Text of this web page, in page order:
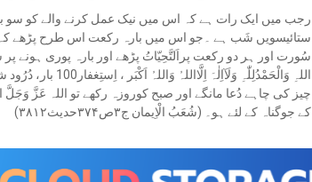
رجب میں ایک رات ہے کہ اس میں نیک عمل کرنے والے کو سو
ستائیسویں شَب ہے ۔جو اس میں بارہ رکعت اس طرح پڑھے
چیز کی چاہے دُعا مانگے اور صبح کوروزہ رکھے تو اللہ عَزَّ
کے جوگناہ کے لئے ہو۔ (شُعَبُ الْاِیمان ج۳ص۳۷۴حدیث۳۸۱۲)